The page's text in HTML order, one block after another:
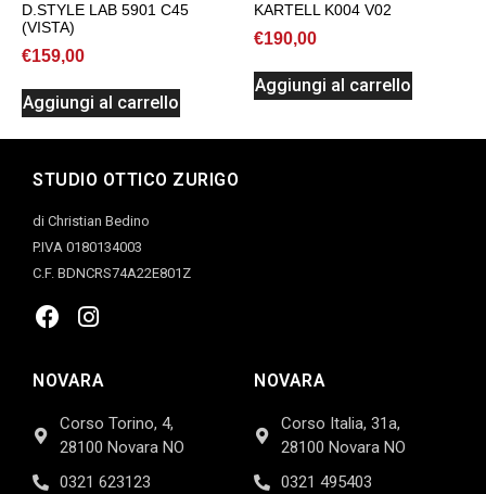
D.STYLE LAB 5901 C45
(VISTA)
€159,00
Aggiungi al carrello
KARTELL K004 V02
€190,00
Aggiungi al carrello
STUDIO OTTICO ZURIGO
di Christian Bedino
P.IVA 0180134003
C.F. BDNCRS74A22E801Z
NOVARA
Corso Torino, 4,
28100 Novara NO
0321 623123
NOVARA
Corso Italia, 31a,
28100 Novara NO
0321 495403